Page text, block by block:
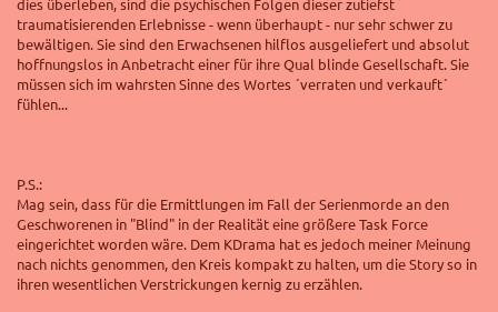
traumatisierenden Erlebnisse - wenn überhaupt - nur sehr schwer zu
bewältigen. Sie sind den Erwachsenen hilflos ausgeliefert und absolut
hoffnungslos in Anbetracht einer für ihre Qual blinde Gesellschaft. Sie
müssen sich im wahrsten Sinne des Wortes ´verraten und verkauft´
fühlen...
P.S.:
Mag sein, dass für die Ermittlungen im Fall der Serienmorde an den
Geschworenen in "Blind" in der Realität eine größere Task Force
eingerichtet worden wäre. Dem KDrama hat es jedoch meiner Meinung
nach nichts genommen, den Kreis kompakt zu halten, um die Story so in
ihren wesentlichen Verstrickungen kernig zu erzählen.